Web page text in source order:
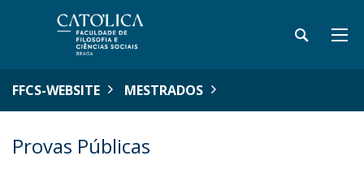
FFCS-WEBSITE MESTRADOS
Provas Públicas